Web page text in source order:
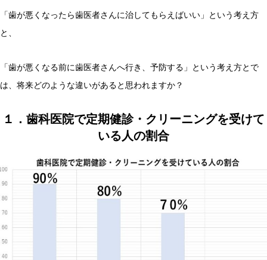
「歯が悪くなったら歯医者さんに治してもらえばいい」という考え方
と、
「歯が悪くなる前に歯医者さんへ行き、予防する」という考え方とで
は、将来どのような違いがあると思われますか？
１．歯科医院で定期健診・クリーニングを受けて
いる人の割合